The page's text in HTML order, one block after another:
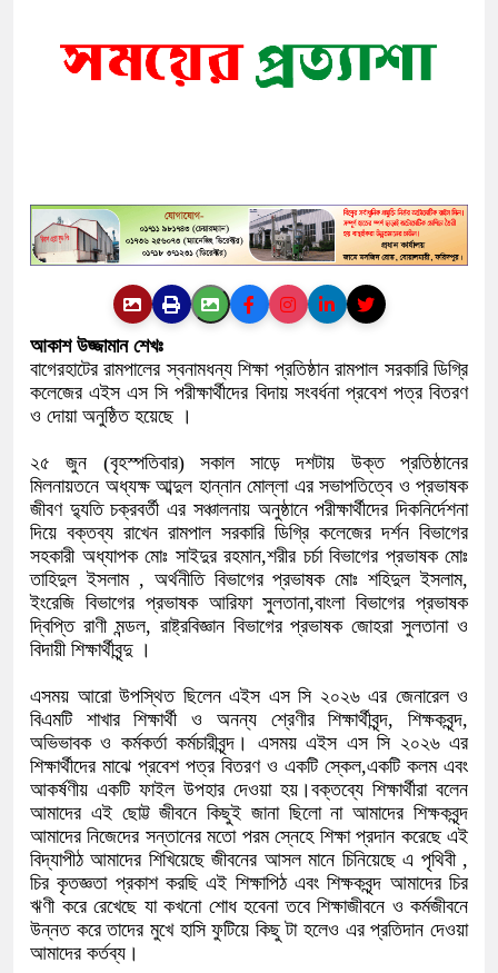
আকাশ উজ্জামান শেখঃ
বাগেরহাটের রামপালের স্বনামধন্য শিক্ষা প্রতিষ্ঠান রামপাল সরকারি ডিগ্রি
কলেজের এইস এস সি পরীক্ষার্থীদের বিদায় সংবর্ধনা প্রবেশ পত্র বিতরণ
ও দোয়া অনুষ্ঠিত হয়েছে ।
২৫ জুন (বৃহস্পতিবার) সকাল সাড়ে দশটায় উক্ত প্রতিষ্ঠানের
মিলনায়তনে অধ্যক্ষ আব্দুল হান্নান মোল্লা এর সভাপতিত্বে ও প্রভাষক
জীবণ দ্যুতি চক্রবর্তী এর সঞ্চালনায় অনুষ্ঠানে পরীক্ষার্থীদের দিকনির্দেশনা
দিয়ে বক্তব্য রাখেন রামপাল সরকারি ডিগ্রি কলেজের দর্শন বিভাগের
সহকারী অধ্যাপক মোঃ সাইদুর রহমান,শরীর চর্চা বিভাগের প্রভাষক মোঃ
তাহিদুল ইসলাম , অর্থনীতি বিভাগের প্রভাষক মোঃ শহিদুল ইসলাম,
ইংরেজি বিভাগের প্রভাষক আরিফা সুলতানা,বাংলা বিভাগের প্রভাষক
দ্বিপ্তি রাণী মন্ডল, রাষ্ট্রবিজ্ঞান বিভাগের প্রভাষক জোহরা সুলতানা ও
বিদায়ী শিক্ষার্থীবৃন্দু ।
এসময় আরো উপস্থিত ছিলেন এইস এস সি ২০২৬ এর জেনারেল ও
বিএমটি শাখার শিক্ষার্থী ও অনন্য শ্রেণীর শিক্ষার্থীবৃন্দ, শিক্ষকবৃন্দ,
অভিভাবক ও কর্মকর্তা কর্মচারীবৃন্দ। এসময় এইস এস সি ২০২৬ এর
শিক্ষার্থীদের মাঝে প্রবেশ পত্র বিতরণ ও একটি স্কেল,একটি কলম এবং
আকর্ষণীয় একটি ফাইল উপহার দেওয়া হয়।বক্তব্যে শিক্ষার্থীরা বলেন
আমাদের এই ছোট্ট জীবনে কিছুই জানা ছিলো না আমাদের শিক্ষকবৃন্দ
আমাদের নিজেদের সন্তানের মতো পরম স্নেহে শিক্ষা প্রদান করেছে এই
বিদ্যাপীঠ আমাদের শিখিয়েছে জীবনের আসল মানে চিনিয়েছে এ পৃথিবী ,
চির কৃতজ্ঞতা প্রকাশ করছি এই শিক্ষাপিঠ এবং শিক্ষকবৃন্দ আমাদের চির
ঋণী করে রেখেছে যা কখনো শোধ হবেনা তবে শিক্ষাজীবনে ও কর্মজীবনে
উন্নত করে তাদের মুখে হাসি ফুটিয়ে কিছু টা হলেও এর প্রতিদান দেওয়া
আমাদের কর্তব্য।